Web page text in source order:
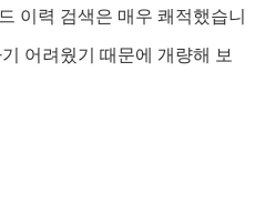
이력 검색은 매우 쾌적했습니
어려웠기 때문에 개량해 보